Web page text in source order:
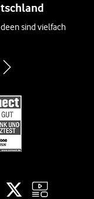
sind vielfach